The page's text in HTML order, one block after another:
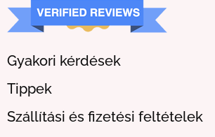
Gyakori kérdések
Tippek
Szállítási és fizetési feltételek